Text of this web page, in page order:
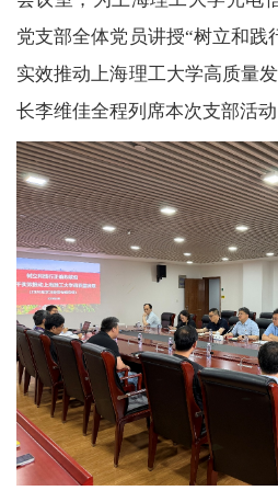
党支部全体党员讲授“树立和
实效推动上海理工大学高质量
长李维佳全程列席本次支部活动